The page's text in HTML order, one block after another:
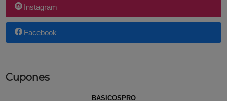
Instagram
Facebook
Cupones
BASICOSPRO